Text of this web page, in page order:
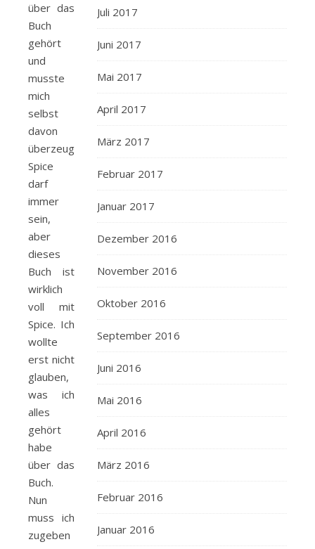
über das
Buch
gehört
und
musste
mich
selbst
davon
überzeugen.
Spice
darf
immer
sein,
aber
dieses
Buch ist
wirklich
voll mit
Spice. Ich
wollte
erst nicht
glauben,
was ich
alles
gehört
habe
über das
Buch.
Nun
muss ich
zugeben
Juli 2017
Juni 2017
Mai 2017
April 2017
März 2017
Februar 2017
Januar 2017
Dezember 2016
November 2016
Oktober 2016
September 2016
Juni 2016
Mai 2016
April 2016
März 2016
Februar 2016
Januar 2016